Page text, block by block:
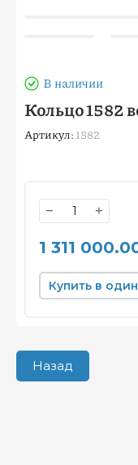
В наличии
Кольцо 1582
Артикул: 1582
− +
1 311
Купить в
Назад